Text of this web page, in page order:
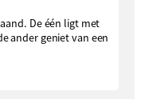
De één ligt met
ander geniet van een